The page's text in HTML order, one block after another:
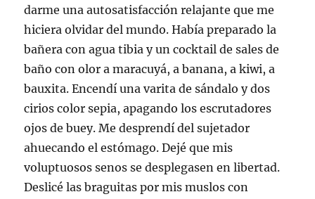
darme una autosatisfacción relajante que me
hiciera olvidar del mundo. Había preparado la
bañera con agua tibia y un cocktail de sales de
baño con olor a maracuyá, a banana, a kiwi, a
bauxita. Encendí una varita de sándalo y dos
cirios color sepia, apagando los escrutadores
ojos de buey. Me desprendí del sujetador
ahuecando el estómago. Dejé que mis
voluptuosos senos se desplegasen en libertad.
Deslicé las braguitas por mis muslos con